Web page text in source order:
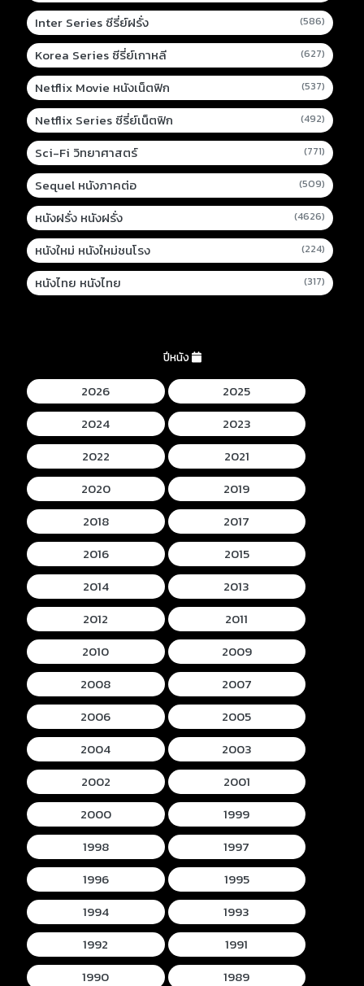
Inter Series ซีรี่ย์ฝรั่ง (586)
Korea Series ซีรี่ย์เกาหลี (627)
Netflix Movie หนังเน็ตฟิก (537)
Netflix Series ซีรี่ย์เน็ตฟิก (492)
Sci-Fi วิทยาศาสตร์ (771)
Sequel หนังภาคต่อ (509)
หนังฝรั่ง หนังฝรั่ง (4626)
หนังใหม่ หนังใหม่ชนโรง (224)
หนังไทย หนังไทย (317)
ปีหนัง
2026
2025
2024
2023
2022
2021
2020
2019
2018
2017
2016
2015
2014
2013
2012
2011
2010
2009
2008
2007
2006
2005
2004
2003
2002
2001
2000
1999
1998
1997
1996
1995
1994
1993
1992
1991
1990
1989